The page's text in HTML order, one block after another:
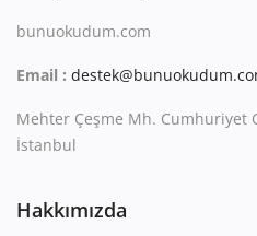
Blog
İletişim
TRY (₺)
bunuokudum.com
Email :
Mehter Çeşme Mh. Cumhuriyet
İstanbul
Hakkımızda